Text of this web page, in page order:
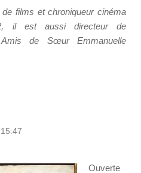
films et chroniqueur cinéma
il est aussi directeur de
de Sœur Emmanuelle
Ouverte